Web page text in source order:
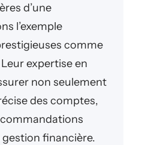
d’une
l’exemple
comme
expertise en
non seulement
des comptes,
financière.